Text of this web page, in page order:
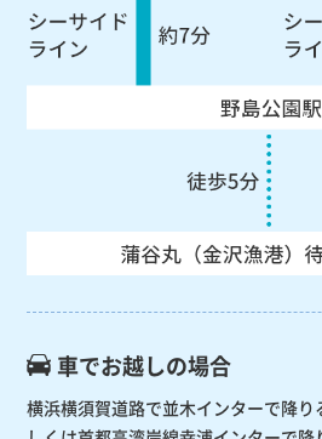
車でお越しの場合
横浜横須賀道路で並木インターで降